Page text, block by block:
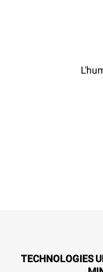
TECHNOLOGIES